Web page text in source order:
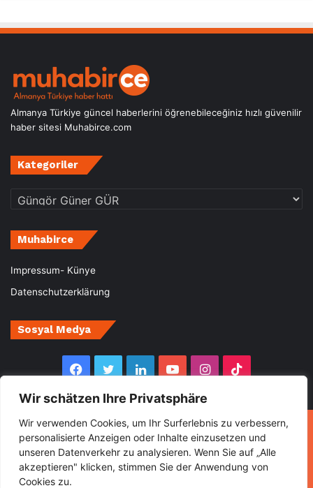
Wir schätzen Ihre Privatsphäre
Wir verwenden Cookies, um Ihr Surferlebnis zu verbessern,
personalisierte Anzeigen oder Inhalte einzusetzen und
unseren Datenverkehr zu analysieren. Wenn Sie auf „Alle
akzeptieren" klicken, stimmen Sie der Anwendung von
Cookies zu.
Almanya Türkiye güncel haberlerini öğrenebileceğiniz hızlı güvenilir
haber sitesi Muhabirce.com
Kategoriler
Kategoriler
Muhabirce
Impressum- Künye
Datenschutzerklärung
Sosyal Medya
Facebook
TwitterLinkedInYouTubeInstagram
© Copyright 2026, All Rights Reserved Muhabirce
Ana Sayfa
Haberler Ekonomi
Gurbette Bir Ömür